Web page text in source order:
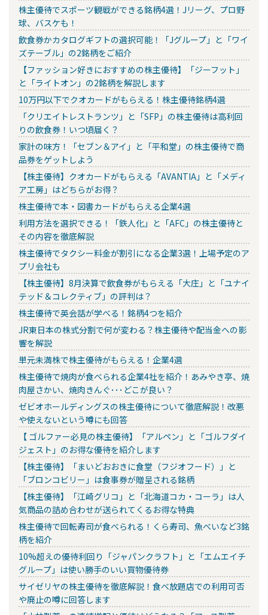
株主優待でスポーツ観戦ができる銘柄4選！Jリーグ、プロ野
球、バスケも！
飲食券かカタログギフトの選択可能！「Jグループ」と「ワイ
ズテーブル」の2銘柄をご紹介
【ファッション好きにおすすめの株主優待】「ジーフット」
と「ライトオン」の2銘柄を解説します
10万円以下でクオカードがもらえる！株主優待銘柄4選
「クリエイトレストランツ」と「SFP」の株主優待は高利回
りの飲食券！いつ頃届く？
家計の味方！「セブン＆アイ」と「平和堂」の株主優待で商
品券をゲットしよう
【株主優待】クオカードがもらえる「AVANTIA」と「メディ
ア工房」はどちらがお得？
株主優待で本・図書カードがもらえる企業4選
利用方法を選択できる！「鉄人化」と「AFC」の株主優待と
その内容を徹底解説
株主優待でタクシー料金が割引になる企業3選！上場予定のア
プリ会社も
【株主優待】8月決算で飲食券がもらえる「大庄」と「ユナイ
テッド＆コレクティブ」の評判は？
株主優待で英会話が学べる！銘柄4つを紹介
JR東日本の株式分割で何が変わる？株主優待や配当金への影
響を解説
単元未満株で株主優待がもらえる！企業4選
株主優待で焼肉が食べられる企業4社を紹介！あみやき亭、焼
肉屋さかい、焼肉きんぐ･･･どこが良い？
ゼビオホールディングスの株主優待について徹底解説！改悪
や使えないという噂にも回答
【 ゴルファー必見の株主優待】「アルペン」と「ゴルフダイ
ジェスト」のお得な優待を紹介します
【株主優待】「まいどおおきに食堂（フジオフード）」と
「ブロンコビリー」は食事券が贈呈される銘柄
【株主優待】「江崎グリコ」と「北海道コカ・コーラ」は人
気商品の詰め合わせが送られてくるお得な特典
株主優待で回転寿司が食べられる！くら寿司、魚べいなど3銘
柄を紹介
10%超えの優待利回り「ジャパンクラフト」と「エムエイチ
グループ」は使い勝手のいい買物優待券
サイゼリヤの株主優待を徹底解説！食べ放題店での利用可否
や廃止の噂に回答します